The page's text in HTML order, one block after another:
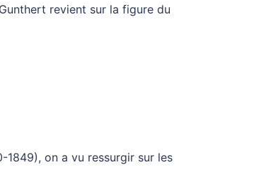
revient sur la figure du
1849), on a vu ressurgir sur les